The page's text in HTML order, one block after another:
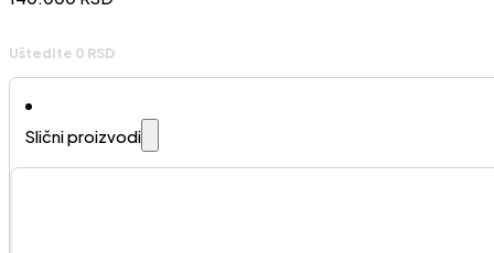
Uštedite 0 RSD
Slični proizvodi